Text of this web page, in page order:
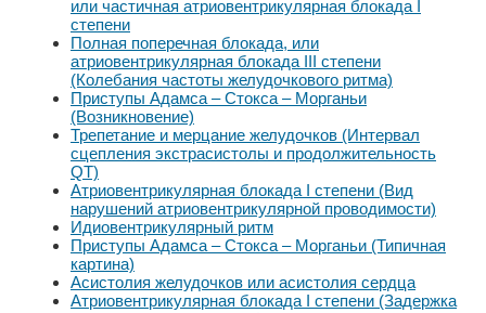
или частичная атриовентрикулярная блокада I
степени
Полная поперечная блокада, или
атриовентрикулярная блокада III степени
(Колебания частоты желудочкового ритма)
Приступы Адамса – Стокса – Морганьи
(Возникновение)
Трепетание и мерцание желудочков (Интервал
сцепления экстрасистолы и продолжительность
QT)
Атриовентрикулярная блокада I степени (Вид
нарушений атриовентрикулярной проводимости)
Идиовентрикулярный ритм
Приступы Адамса – Стокса – Морганьи (Типичная
картина)
Асистолия желудочков или асистолия сердца
Атриовентрикулярная блокада I степени (Задержка